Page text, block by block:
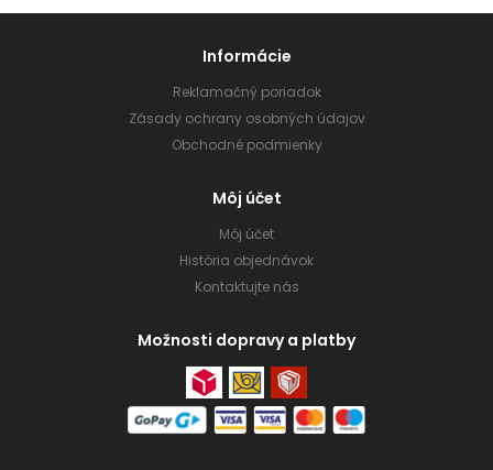
Informácie
Reklamačný poriadok
Zásady ochrany osobných údajov
Obchodné podmienky
Môj účet
Môj účet
História objednávok
Kontaktujte nás
Možnosti dopravy a platby